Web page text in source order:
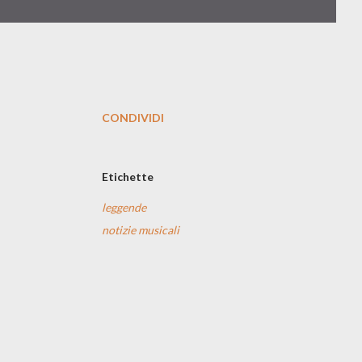
CONDIVIDI
Etichette
leggende
notizie musicali